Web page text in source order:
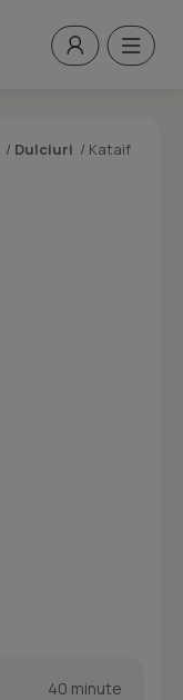
/ Dulciuri / Kataif
40 minute